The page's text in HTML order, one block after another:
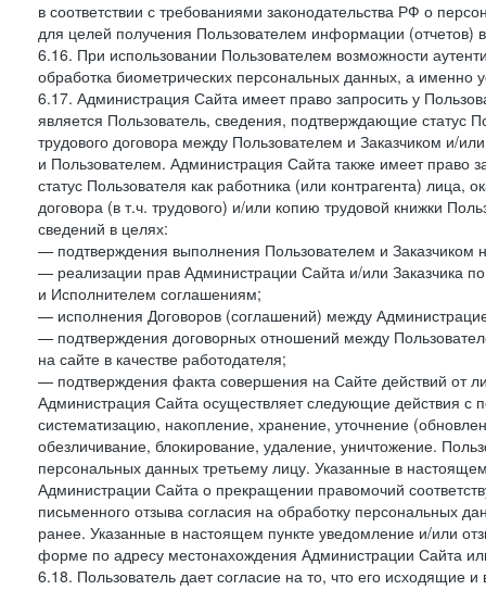
в соответствии с требованиями законодательства РФ о
для целей получения Пользователем информации (отчетов)
6.16. При использовании Пользователем возможности
обработка биометрических персональных данных, а именно
6.17. Администрация Сайта имеет право запросить у
является Пользователь, сведения, подтверждающие статус
трудового договора между Пользователем и Заказчиком и/
и Пользователем. Администрация Сайта также имеет право
статус Пользователя как работника (или контрагента)
договора (в т.ч. трудового) и/или копию трудовой книжки
сведений в целях:
— подтверждения выполнения Пользователем и Заказчиком
— реализации прав Администрации Сайта и/или Заказчика
и Исполнителем соглашениям;
— исполнения Договоров (соглашений) между
— подтверждения договорных отношений между
на сайте в качестве работодателя;
— подтверждения факта совершения на Сайте действий от
Администрация Сайта осуществляет следующие действия с
систематизацию, накопление, хранение, уточнение
обезличивание, блокирование, удаление, уничтожение.
персональных данных третьему лицу. Указанные в
Администрации Сайта о прекращении правомочий
письменного отзыва согласия на обработку персональных
ранее. Указанные в настоящем пункте уведомление и/или
форме по адресу местонахождения Администрации Сайта
6.18. Пользователь дает согласие на то, что его исходящие